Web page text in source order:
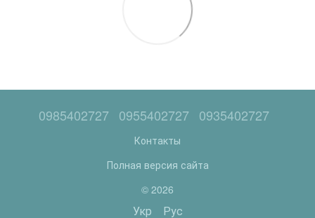
0985402727 0955402727 0935402727
Контакты
Полная версия сайта
© 2026
Укр Рус